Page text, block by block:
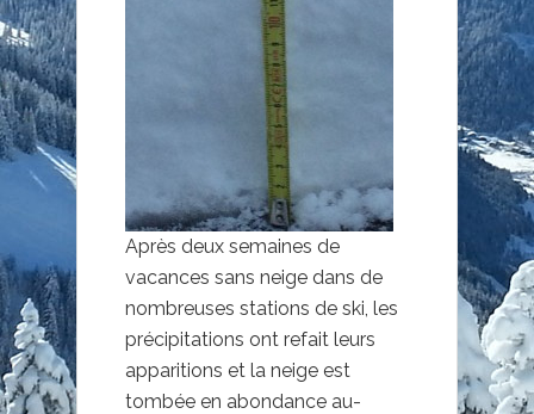
Après deux semaines de
vacances sans neige dans de
nombreuses stations de ski, les
précipitations ont refait leurs
apparitions et la neige est
tombée en abondance au-